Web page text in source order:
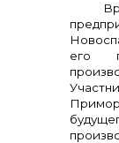
+7
его